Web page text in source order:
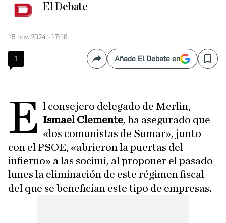
El Debate
15 nov. 2024 - 17:18
1 CompartirAñade El Debate en Save
E l consejero delegado de Merlin,
Ismael Clemente, ha asegurado que
«los comunistas de Sumar», junto
con el PSOE, «abrieron la puertas del
infierno» a las socimi, al proponer el pasado
lunes la eliminación de este régimen fiscal
del que se benefician este tipo de empresas.